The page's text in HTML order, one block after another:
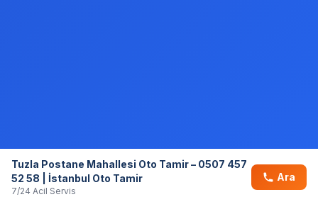
Tuzla Postane Mahallesi Oto Tamir – 0507 457
52 58 | İstanbul Oto Tamir
7/24 Acil Servis
Ara